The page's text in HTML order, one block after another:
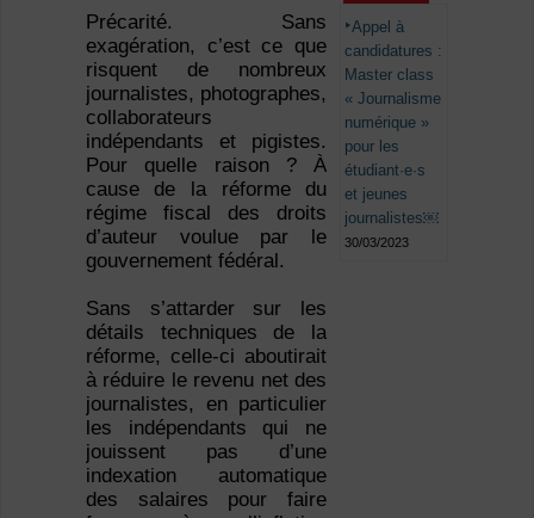
Précarité. Sans
exagération, c’est ce que
risquent de nombreux
journalistes, photographes,
collaborateurs
indépendants et pigistes.
Pour quelle raison ? À
cause de la réforme du
régime fiscal des droits
d’auteur voulue par le
gouvernement fédéral.
Sans s’attarder sur les
détails techniques de la
réforme, celle-ci aboutirait
à réduire le revenu net des
journalistes, en particulier
les indépendants qui ne
jouissent pas d’une
indexation automatique
des salaires pour faire
Appel à
candidatures :
Master class
« Journalisme
numérique »
pour les
étudiant·e·s
et jeunes
journalistes￼
30/03/2023